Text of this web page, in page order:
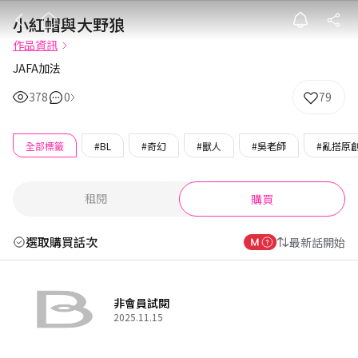
小紅帽與大野狼
小紅帽與大野狼
作品資訊
JAFA加法
378
0 79
全部標籤 #BL #奇幻 #獸人 #吳老師 #亂搭原
租閱 購買
選取購買話次 最新話開始
非會員試閱
2025.11.15